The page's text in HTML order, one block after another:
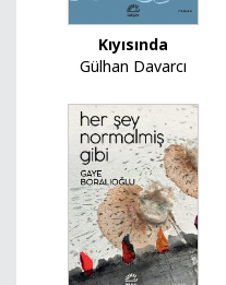
Kıyısında
Gülhan Davarcı